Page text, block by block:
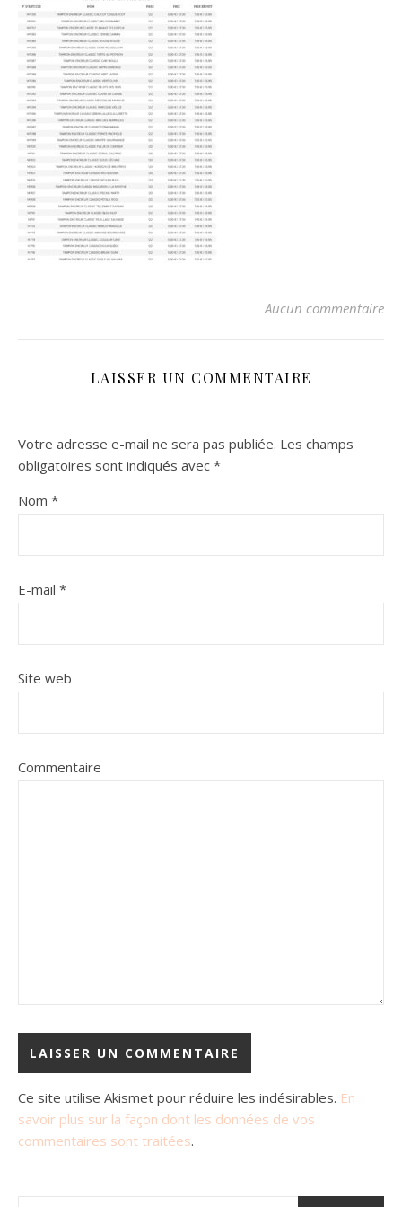
Aucun commentaire
LAISSER UN COMMENTAIRE
Votre adresse e-mail ne sera pas publiée. Les champs
obligatoires sont indiqués avec *
Nom *
E-mail *
Site web
Commentaire
Ce site utilise Akismet pour réduire les indésirables. En
savoir plus sur la façon dont les données de vos
commentaires sont traitées.